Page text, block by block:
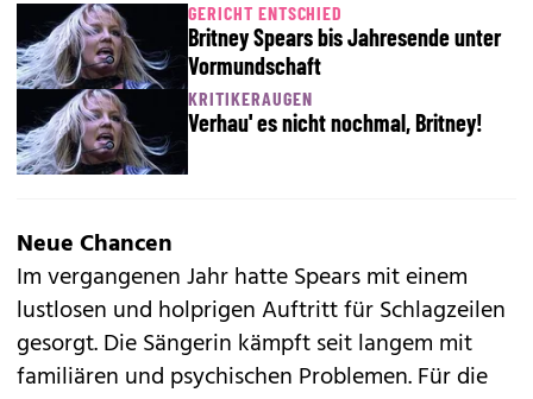
GERICHT ENTSCHIED
Britney Spears bis Jahresende unter
Vormundschaft
KRITIKERAUGEN
Verhau' es nicht nochmal, Britney!
Neue Chancen
Im vergangenen Jahr hatte Spears mit einem
lustlosen und holprigen Auftritt für Schlagzeilen
gesorgt. Die Sängerin kämpft seit langem mit
familiären und psychischen Problemen. Für die